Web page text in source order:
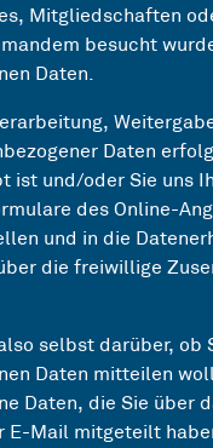
Mitgliedschaften
besucht
Daten.
Daten
ist und/oder Sie uns
des Online-
und in die
die freiwillige
selbst darüber, ob
Daten mitteilen
Daten, die Sie über
E-Mail mitgeteilt